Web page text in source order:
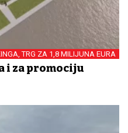
TRG ZA 1,8 MILIJUNA EURA
i za promociju